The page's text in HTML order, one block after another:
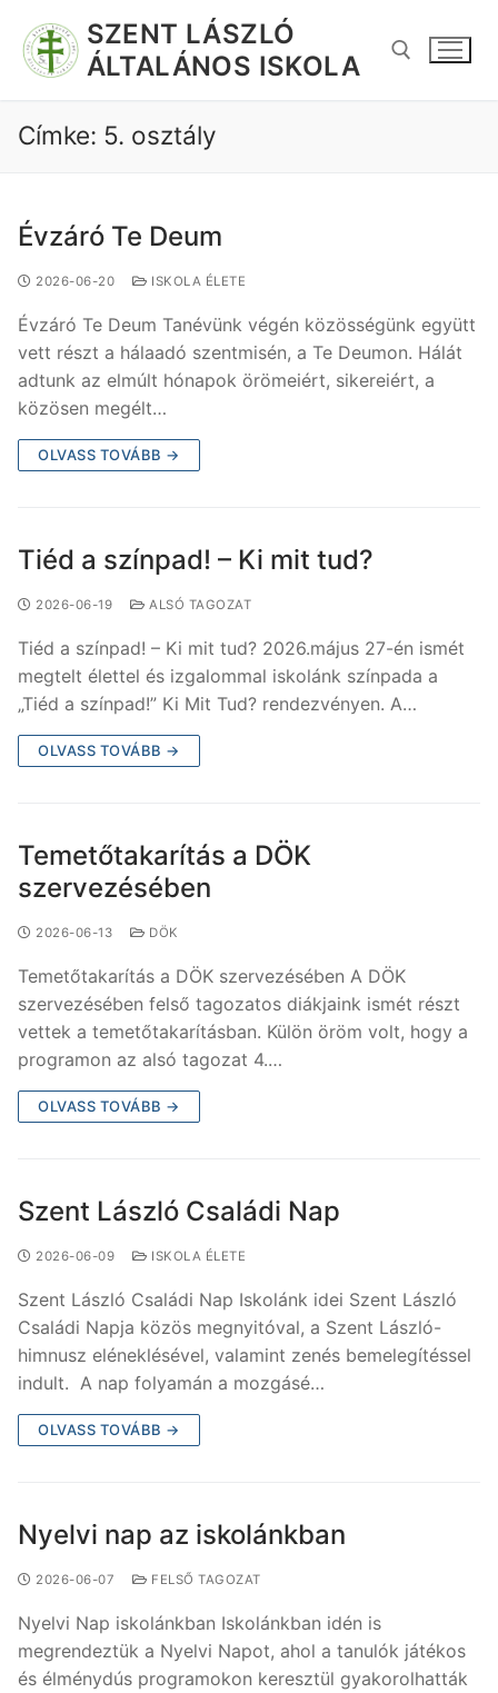
SZENT LÁSZLÓ
ÁLTALÁNOS ISKOLA
Címke: 5. osztály
Évzáró Te Deum
2026-06-20 ISKOLA ÉLETE
Évzáró Te Deum Tanévünk végén közösségünk együtt
vett részt a hálaadó szentmisén, a Te Deumon. Hálát
adtunk az elmúlt hónapok örömeiért, sikereiért, a
közösen megélt…
OLVASS TOVÁBB →
Tiéd a színpad! – Ki mit tud?
2026-06-19 ALSÓ TAGOZAT
Tiéd a színpad! – Ki mit tud? 2026.május 27-én ismét
megtelt élettel és izgalommal iskolánk színpada a
„Tiéd a színpad!” Ki Mit Tud? rendezvényen. A…
OLVASS TOVÁBB →
Temetőtakarítás a DÖK
szervezésében
2026-06-13 DÖK
Temetőtakarítás a DÖK szervezésében A DÖK
szervezésében felső tagozatos diákjaink ismét részt
vettek a temetőtakarításban. Külön öröm volt, hogy a
programon az alsó tagozat 4.…
OLVASS TOVÁBB →
Szent László Családi Nap
2026-06-09 ISKOLA ÉLETE
Szent László Családi Nap Iskolánk idei Szent László
Családi Napja közös megnyitóval, a Szent László-
himnusz eléneklésével, valamint zenés bemelegítéssel
indult. A nap folyamán a mozgásé…
OLVASS TOVÁBB →
Nyelvi nap az iskolánkban
2026-06-07 FELSŐ TAGOZAT
Nyelvi Nap iskolánkban Iskolánkban idén is
megrendeztük a Nyelvi Napot, ahol a tanulók játékos
és élménydús programokon keresztül gyakorolhatták